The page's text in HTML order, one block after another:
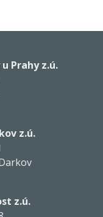
Prahy z.ú.
z.ú.
z.ú.